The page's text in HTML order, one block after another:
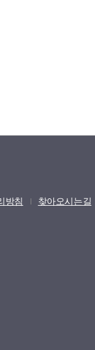
방침 찾아오시는길